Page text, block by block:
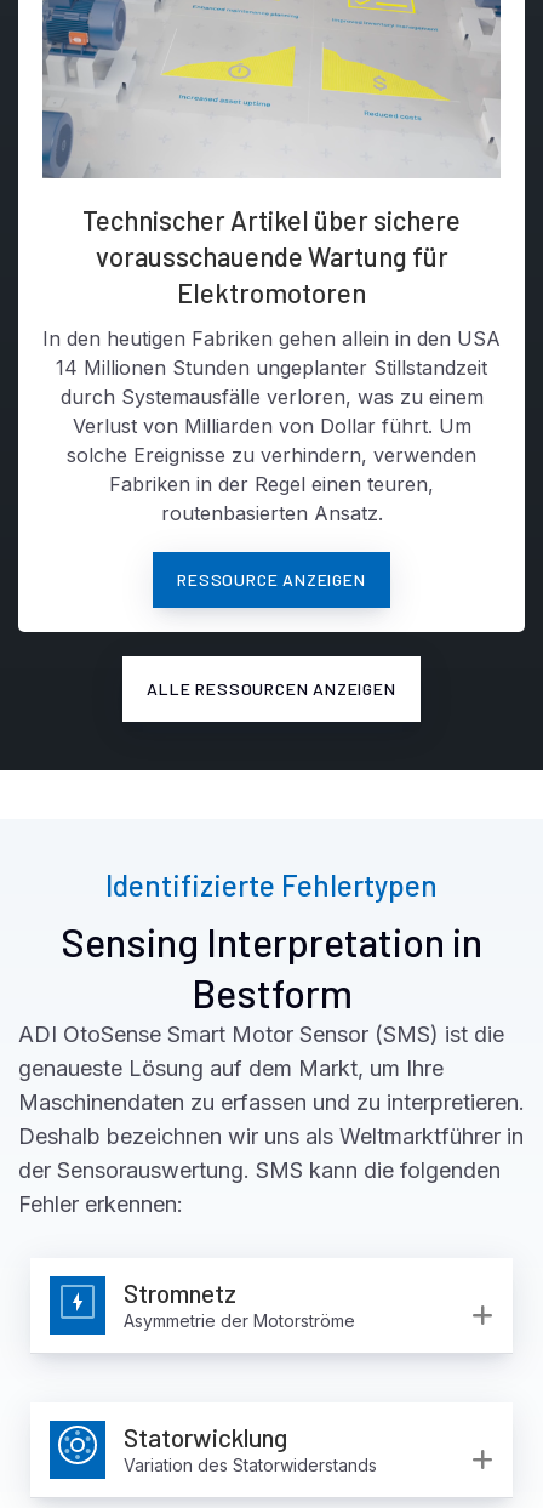
Technischer Artikel über sichere
vorausschauende Wartung für
Elektromotoren
In den heutigen Fabriken gehen allein in den USA
14 Millionen Stunden ungeplanter Stillstandzeit
durch Systemausfälle verloren, was zu einem
Verlust von Milliarden von Dollar führt. Um
solche Ereignisse zu verhindern, verwenden
Fabriken in der Regel einen teuren,
routenbasierten Ansatz.
RESSOURCE ANZEIGEN
ALLE RESSOURCEN ANZEIGEN
Identifizierte Fehlertypen
Sensing Interpretation in
Bestform
ADI OtoSense Smart Motor Sensor (SMS) ist die
genaueste Lösung auf dem Markt, um Ihre
Maschinendaten zu erfassen und zu interpretieren.
Deshalb bezeichnen wir uns als Weltmarktführer in
der Sensorauswertung. SMS kann die folgenden
Fehler erkennen:
Stromnetz
Asymmetrie der Motorströme
Statorwicklung
Variation des Statorwiderstands